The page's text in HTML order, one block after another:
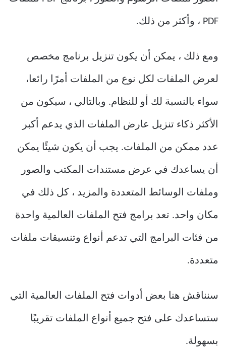
PDF ، وأكثر من ذلك.
ومع ذلك ، يمكن أن يكون تنزيل برنامج مخصص
لعرض الملفات لكل نوع من الملفات أمرًا رائعا،
سواء بالنسبة لك أو للنظام. وبالتالي ، سيكون من
الأكثر ذكاء تنزيل عارض الملفات الذي يدعم أكبر
عدد ممكن من الملفات. يجب أن يكون شيئًا يمكن
أن يساعدك في عرض مستندات المكتب والصور
وملفات الوسائط المتعددة والمزيد ، كل ذلك في
مكان واحد. تعد برامج فتح الملفات العالمية واحدة
من فئات البرامج التي تدعم أنواع وتنسيقات ملفات
متعددة.
سنناقش هنا بعض أدوات فتح الملفات العالمية التي
ستساعدك على فتح جميع أنواع الملفات تقريبًا
بسهولة.